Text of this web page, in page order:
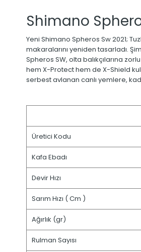
Shimano
Yeni Shimano Spheros Sw 2021;
makaralarını yeniden tasarladı.
Spheros SW, olta balıkçılarına
hem X-Protect hem de X-Shield
serbest avlanan canlı yemlere,
Üretici Kodu
Kafa Ebadı
Devir Hızı
Sarım Hızı ( Cm )
Ağırlık (gr)
Rulman Sayısı